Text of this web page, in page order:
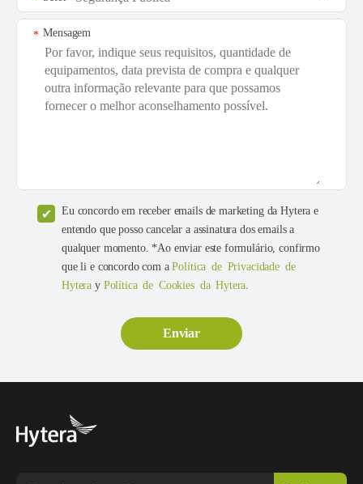
Mensagem
*
Eu concordo em receber emails de marketing da Hytera e
entendo que posso cancelar a assinatura dos emails a
qualquer momento. *Ao enviar este formulário, confirmo
que li e concordo com aPolítica de Privacidade de
Hytera y Política de Cookies da Hytera.